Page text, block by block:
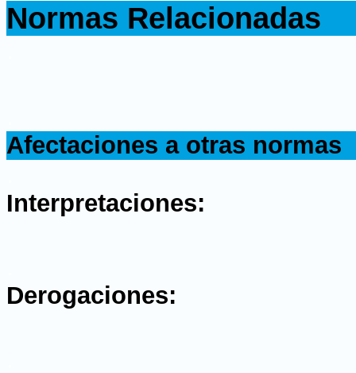
Normas Relacionadas
Afectaciones a otras normas
Interpretaciones:
Derogaciones: